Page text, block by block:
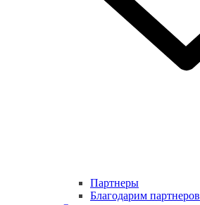
Партнеры
Благодарим партнеров